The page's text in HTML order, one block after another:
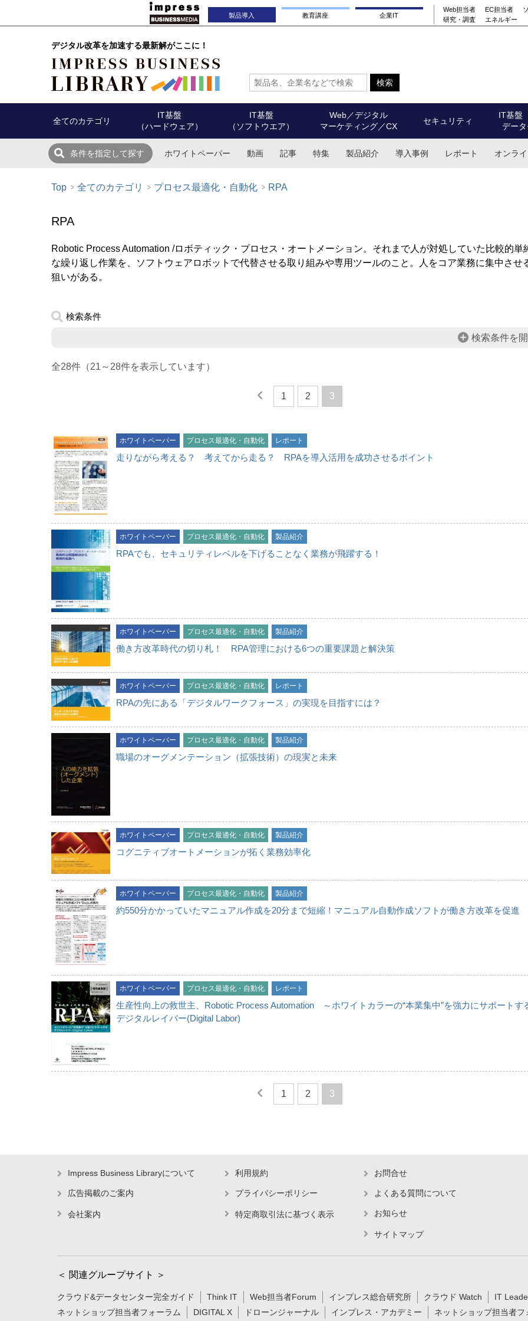
製品導入 教育講座 企業IT
Web担当者 EC担当者
研究・調査
エネルギー
デジタル改革を加速する最新解がここに！
全てのカテゴリ
IT基盤
（ハードウェア）
IT基盤
（ソフトウエア）
Web／デジタル
マーケティング／CX
セキュリティ
IT基盤
デー
条件を指定して探す ホワイトペーパー 動画 記事 特集 製品紹介 導入事例 レポート オンラ
Top 全てのカテゴリ プロセス最適化・自動化 RPA
RPA
Robotic Process Automation /ロボティック・プロセス・オートメーション。それまで人が対処していた比較的単
な繰り返し作業を、ソフトウェアロボットで代替させる取り組みや専用ツールのこと。人をコア業務に集中させ
狙いがある。
検索条件
検索条件を
全28件（21～28件を表示しています）
1 2 3
ホワイトペーパー プロセス最適化・自動化 レポート
走りながら考える？ 考えてから走る？ RPAを導入活用を成功させるポイント
ホワイトペーパー プロセス最適化・自動化 製品紹介
RPAでも、セキュリティレベルを下げることなく業務が飛躍する！
ホワイトペーパー プロセス最適化・自動化 製品紹介
働き方改革時代の切り札！ RPA管理における6つの重要課題と解決策
ホワイトペーパー プロセス最適化・自動化 レポート
RPAの先にある「デジタルワークフォース」の実現を目指すには？
ホワイトペーパー プロセス最適化・自動化 製品紹介
職場のオーグメンテーション（拡張技術）の現実と未来
ホワイトペーパー プロセス最適化・自動化 製品紹介
コグニティブオートメーションが拓く業務効率化
ホワイトペーパー プロセス最適化・自動化 製品紹介
約550分かかっていたマニュアル作成を20分まで短縮！マニュアル自動作成ソフトが働き方改革を促進
ホワイトペーパー プロセス最適化・自動化 レポート
生産性向上の救世主、Robotic Process Automation ～ホワイトカラーの“本業集中”を強力にサポートす
デジタルレイバー(Digital Labor)
1 2 3
Impress Business Libraryについて
広告掲載のご案内
会社案内
利用規約
プライバシーポリシー
特定商取引法に基づく表示
お問合せ
よくある質問について
お知らせ
サイトマップ
＜ 関連グループサイト ＞
クラウド&データセンター完全ガイド Think IT Web担当者Forum インプレス総合研究所 クラウド Watch
IT
ネットショップ担当者フォーラム
DIGITAL X ドローンジャーナル インプレス・アカデミー ネットショップ担当者